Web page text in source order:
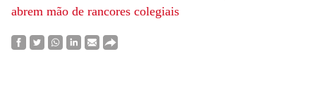
abrem mão de rancores colegiais